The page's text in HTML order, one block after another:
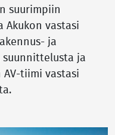
suurimpiin
Akukon vastasi
ja
ja
AV-tiimi vastasi